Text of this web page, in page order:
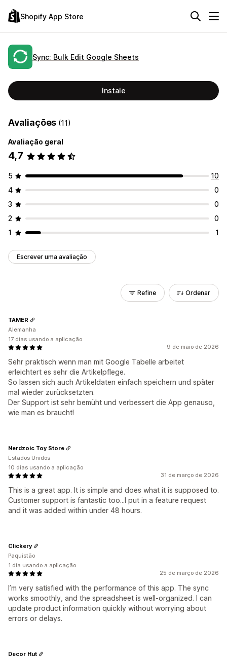
Shopify App Store
Sync: Bulk Edit Google Sheets
Instale
Avaliações (11)
Avaliação geral
4,7
5
10
4
0
3
0
2
0
1
1
Escrever uma avaliação
Refine Ordenar
9 de maio de 2026
Sehr praktisch wenn man mit Google Tabelle arbeitet
erleichtert es sehr die Artikelpflege.
So lassen sich auch Artikeldaten einfach speichern und später
mal wieder zurücksetzten.
Der Support ist sehr bemüht und verbessert die App genauso,
wie man es braucht!
TAMER
Alemanha
17 dias usando a aplicação
31 de março de 2026
This is a great app. It is simple and does what it is supposed to.
Customer support is fantastic too...I put in a feature request
and it was added within under 48 hours.
Nerdzoic Toy Store
Estados Unidos
10 dias usando a aplicação
25 de março de 2026
I’m very satisfied with the performance of this app. The sync
works smoothly, and the spreadsheet is well-organized. I can
update product information quickly without worrying about
errors or delays.
Clickery
Paquistão
1 dia usando a aplicação
Decor Hut